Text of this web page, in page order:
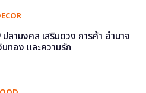
ปลามงคล เสริมดวง การค้า อำนาจ
นทอง และความรัก